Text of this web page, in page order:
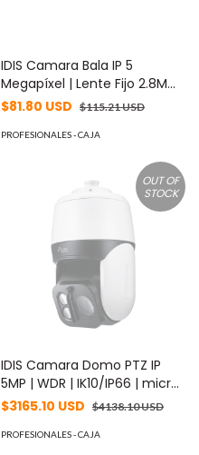
IDIS Camara Bala IP 5
Megapíxel | Lente Fijo 2.8MM |
MicroSD Hasta 256GB | Audio
Alarma | PoE | WDR | ICR
E4513WRX2.8-MM
$81.80 USD $115.21 USD
PROFESIONALES - CAJA
OUT OF
STOCK
IDIS Camara Domo PTZ IP
5MP | WDR | IK10/IP66 | micro
SD 256GB | Calefactor | ICR
$3165.10 USD $4138.10 USD
PROFESIONALES - CAJA